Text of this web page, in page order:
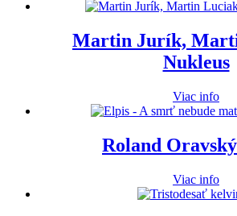
Martin Jurík,
Nukleus
Viac info
Roland
Viac info